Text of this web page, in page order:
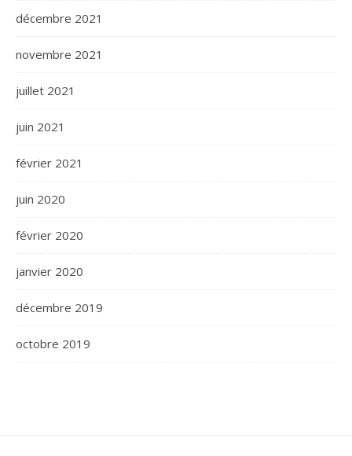
décembre 2021
novembre 2021
juillet 2021
juin 2021
février 2021
juin 2020
février 2020
janvier 2020
décembre 2019
octobre 2019